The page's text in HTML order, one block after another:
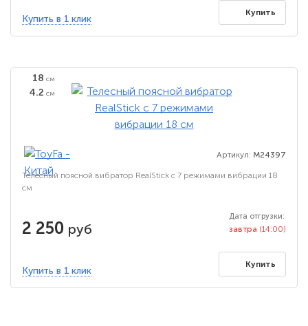
Купить в 1 клик
Купить
18 см
4.2 см
Артикул: M24397
Телесный поясной вибратор RealStick с 7 режимами вибрации 18
см
2 250 руб
Дата отгрузки:
завтра (14:00)
Купить в 1 клик
Купить